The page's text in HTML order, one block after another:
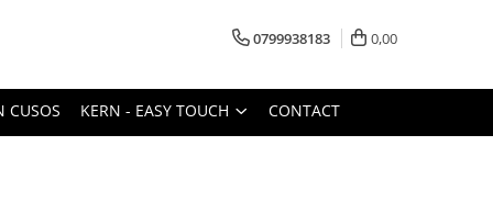
0799938183 0,00
CUSOS KERN - EASY TOUCH CONTACT